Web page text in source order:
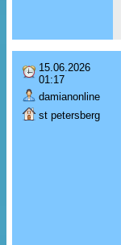
15.06.2026
01:17
damianonline
st petersberg